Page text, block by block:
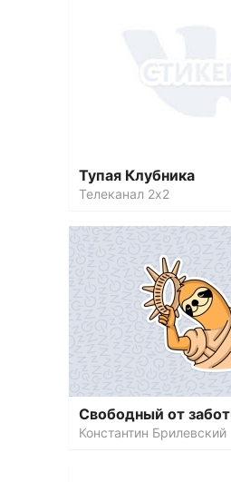
Тупая Клубника
Телеканал 2х2
Свободный от забот
Константин Брилевский